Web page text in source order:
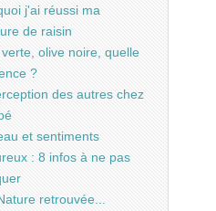
j'ai réussi ma
de raisin
olive noire, quelle
?
des autres chez
et sentiments
: 8 infos à ne pas
retrouvée...